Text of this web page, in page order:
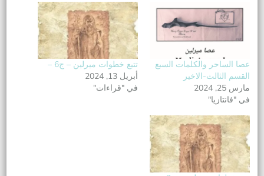
عصا الساحر والكلمات السبع
القسم الثالث-الاخير
مارس 25, 2024
في "فانتازيا"
تتبع خطوات ميرلين – ج6 –
أبريل 13, 2024
في "قراءات"